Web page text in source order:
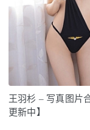
王羽杉 – 写真图片
更新中】